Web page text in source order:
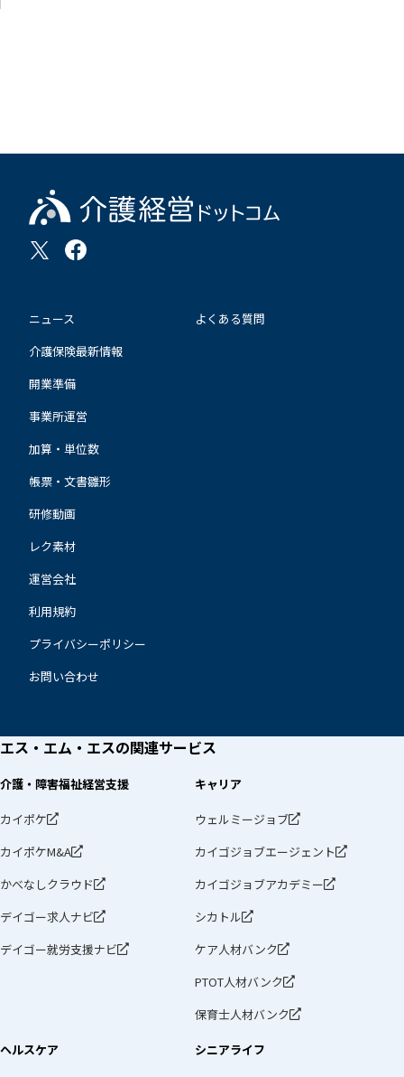
ニュース
介護保険最新情報
開業準備
事業所運営
加算・単位数
帳票・文書雛形
研修動画
レク素材
よくある質問
運営会社
利用規約
プライバシーポリシー
お問い合わせ
エス・エム・エスの関連サービス
介護・障害福祉経営支援
カイポケ
カイポケM&A
かべなしクラウド
デイゴー求人ナビ
デイゴー就労支援ナビ
キャリア
ウェルミージョブ
カイゴジョブエージェント
カイゴジョブアカデミー
シカトル
ケア人材バンク
PTOT人材バンク
保育士人材バンク
ヘルスケア シニアライフ